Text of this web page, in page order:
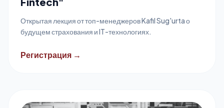
Открытая лекция от топ-менеджеров Kafil Sug'urta о
будущем страхования и IT-технологиях.
Регистрация →